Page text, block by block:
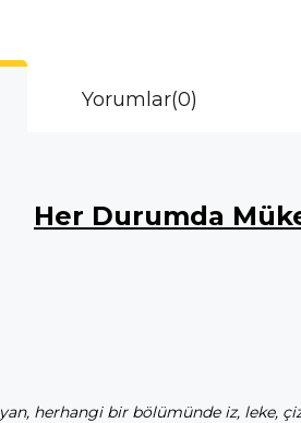
Yorumlar(0)
Her Durumda
herhangi bir bölümünde iz, leke,